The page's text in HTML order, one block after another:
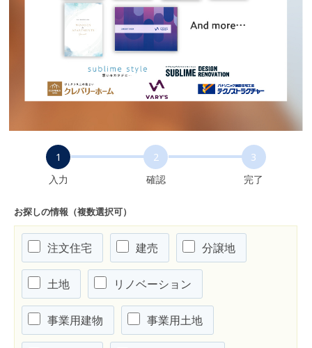
1
入力
2
確認
3
完了
お探しの情報（複数選択可）
注文住宅 建売 分譲地
土地 リノベーション
事業用建物 事業用土地